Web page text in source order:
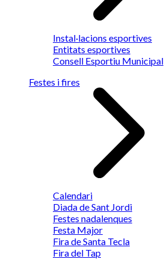
Instal·lacions esportives
Entitats esportives
Consell Esportiu Municipal
Festes i fires
Calendari
Diada de Sant Jordi
Festes nadalenques
Festa Major
Fira de Santa Tecla
Fira del Tap